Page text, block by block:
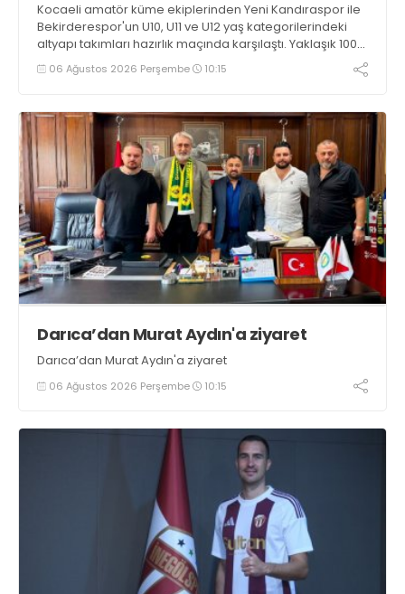
Kocaeli amatör küme ekiplerinden Yeni Kandıraspor ile
Bekirderespor'un U10, U11 ve U12 yaş kategorilerindeki
altyapı takımları hazırlık maçında karşılaştı. Yaklaşık 100
genç futbolcunun ter döktüğü maçların ardından
sporculara Kandıra'nın yöresel lezzeti mancarlı pide ve
06 Ağustos 2026 Perşembe 10:15
Darıca’dan Murat Aydın'a ziyaret
Darıca’dan Murat Aydın'a ziyaret
06 Ağustos 2026 Perşembe 10:15